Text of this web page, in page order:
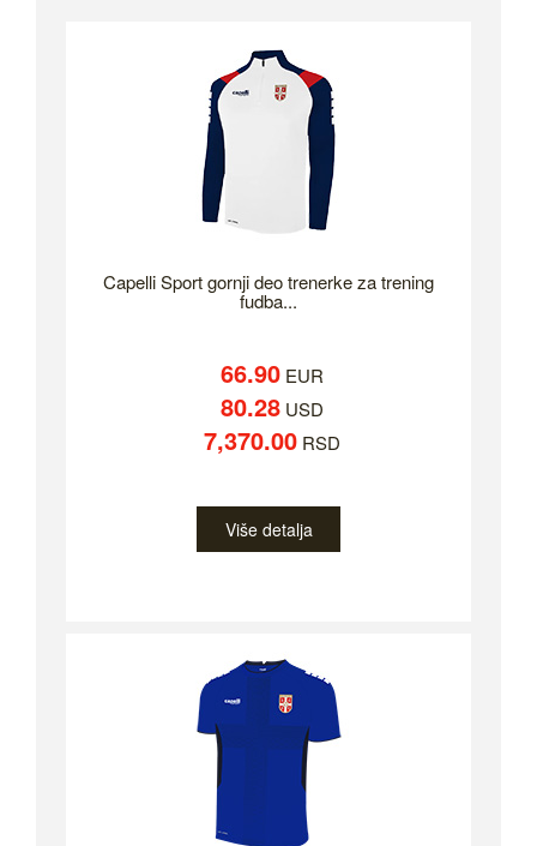
Capelli Sport gornji deo trenerke za trening
fudba...
66.90EUR
80.28USD
7,370.00RSD
Više detalja